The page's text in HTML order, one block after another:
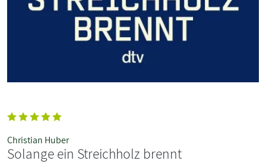
Christian Huber
Solange ein Streichholz brennt